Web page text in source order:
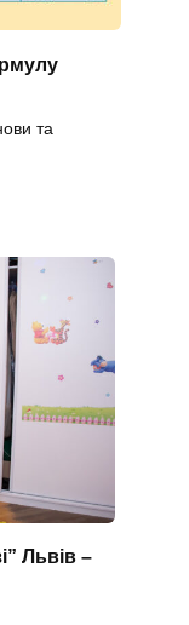
та
Львiв –